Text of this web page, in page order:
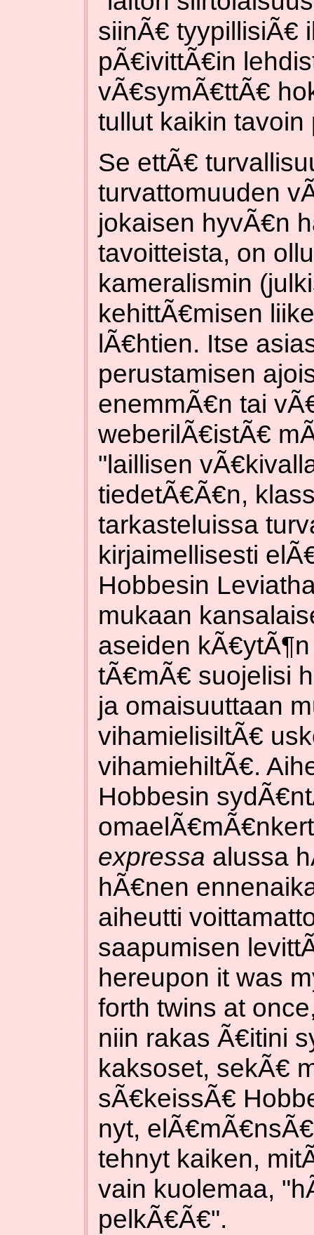
siinÃ€ tyypillisiÃ€
pÃ€ivittÃ€in
vÃ€symÃ€ttÃ€
tullut kaikin tavoin
Se ettÃ€
turvattomuuden
jokaisen hyvÃ€n
tavoitteista, on
kameralismin
kehittÃ€misen
lÃ€htien. Itse
perustamisen
enemmÃ€n tai
weberilÃ€istÃ€
"laillisen
tiedetÃ€Ã€n,
tarkasteluissa
kirjaimellisesti
Hobbesin
mukaan
aseiden
tÃ€mÃ€ suojelisi
ja omaisuuttaan
vihamielisiltÃ€
vihamiehiltÃ€.
Hobbesin
expressa alussa
hÃ€nen
aiheutti
saapumisen
hereupon it was
forth twins at
niin rakas Ã€itini
kaksoset, sekÃ€
sÃ€keissÃ€
nyt,
tehnyt kaiken,
vain kuolemaa,
pelkÃ€Ã€".